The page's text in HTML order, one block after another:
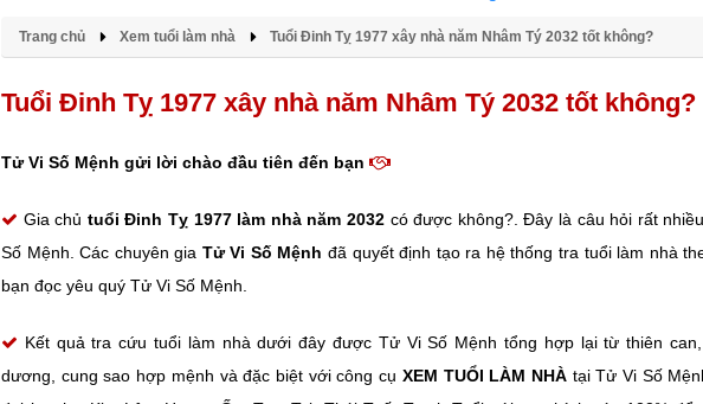
Trang chủ Xem tuổi làm nhà Tuổi Đinh Tỵ 1977 xây nhà năm Nhâm Tý 2032 tốt không?
Tuổi Đinh Tỵ 1977 xây nhà năm Nhâm Tý 2032 tốt không?
Tử Vi Số Mệnh gửi lời chào đầu tiên đến bạn
Gia chủ tuổi Đinh Tỵ 1977 làm nhà năm 2032 có được không?. Đây là câu hỏi rất
Số Mệnh. Các chuyên gia Tử Vi Số Mệnh đã quyết định tạo ra hệ thống tra tuổi làm nhà
bạn đọc yêu quý Tử Vi Số Mệnh.
Kết quả tra cứu tuổi làm nhà dưới đây được Tử Vi Số Mệnh tổng hợp lại từ thiên
dương, cung sao hợp mệnh và đặc biệt với công cụ XEM TUỔI LÀM NHÀ tại Tử Vi Số